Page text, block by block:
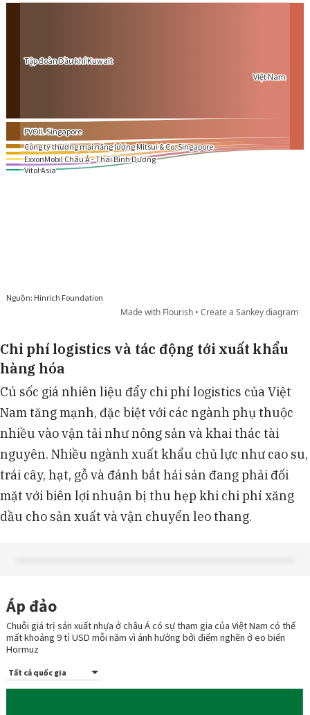
Chi phí logistics và tác động tới xuất khẩu
hàng hóa
Cú sốc giá nhiên liệu đẩy chi phí logistics của Việt
Nam tăng mạnh, đặc biệt với các ngành phụ thuộc
nhiều vào vận tải như nông sản và khai thác tài
nguyên. Nhiều ngành xuất khẩu chủ lực như cao su,
trái cây, hạt, gỗ và đánh bắt hải sản đang phải đối
mặt với biên lợi nhuận bị thu hẹp khi chi phí xăng
dầu cho sản xuất và vận chuyển leo thang.